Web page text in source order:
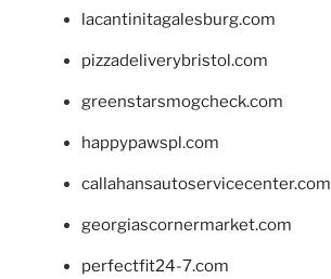
lacantinitagalesburg.com
pizzadeliverybristol.com
greenstarsmogcheck.com
happypawspl.com
callahansautoservicecenter.com
georgiascornermarket.com
perfectfit24-7.com